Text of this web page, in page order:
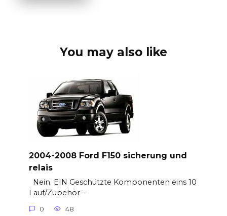
You may also like
2004-2008 Ford F150 sicherung und
relais
Nein. EIN Geschützte Komponenten eins 10
Lauf/Zubehör –
0 48